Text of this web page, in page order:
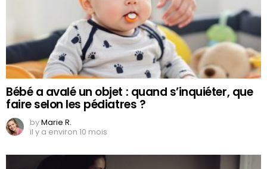
Bébé a avalé un objet : quand s’inquiéter, que
faire selon les pédiatres ?
byMarie R.
il y a environ 10 mois